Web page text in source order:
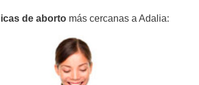
de aborto más cercanas a Adalia: